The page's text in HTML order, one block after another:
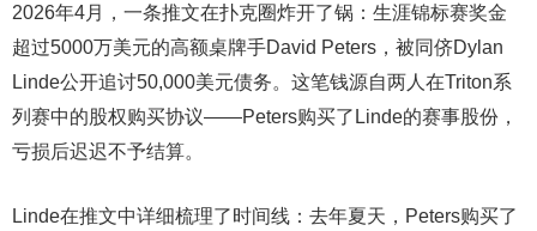
2026年4月，一条推文在扑克圈炸开了锅：生涯锦标赛奖金
超过5000万美元的高额桌牌手David Peters，被同侪Dylan
Linde公开追讨50,000美元债务。这笔钱源自两人在Triton系
列赛中的股权购买协议——Peters购买了Linde的赛事股份，
亏损后迟迟不予结算。
Linde在推文中详细梳理了时间线：去年夏天，Peters购买了